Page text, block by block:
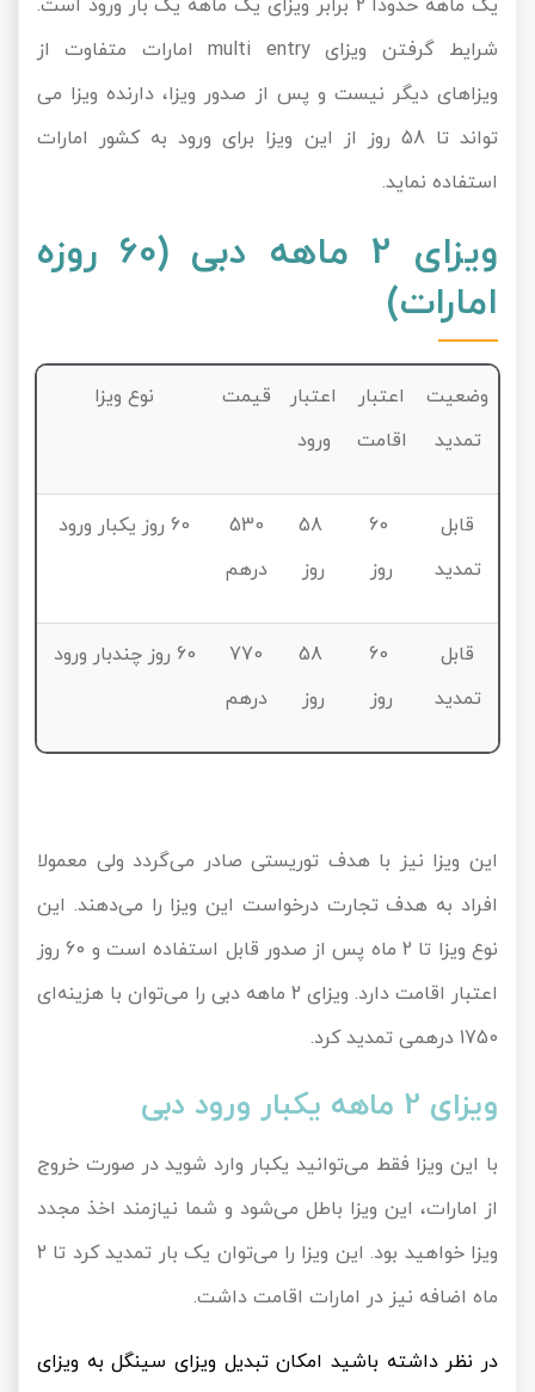
یک ماهه حدودا 2 برابر ویزای یک ماهه یک بار ورود است.
شرایط گرفتن ویزای multi entry امارات متفاوت از
ویزاهای دیگر نیست و پس از صدور ویزا، دارنده ویزا می
تواند تا 58 روز از این ویزا برای ورود به کشور امارات
استفاده نماید.
ویزای 2 ماهه دبی (60 روزه
امارات)
وضعیت
تمدید
اعتبار
اقامت
اعتبار
ورود
قیمت نوع ویزا
قابل
تمدید
60
روز
58
روز
530
درهم
60 روز یکبار ورود
قابل
تمدید
60
روز
58
روز
770
درهم
60 روز چندبار ورود
این ویزا نیز با هدف توریستی صادر می‌گردد ولی معمولا
افراد به هدف تجارت درخواست این ویزا را می‌دهند. این
نوع ویزا تا 2 ماه پس از صدور قابل استفاده است و 60 روز
اعتبار اقامت دارد. ویزای 2 ماهه دبی را می‌توان با هزینه‌ای
1750 درهمی تمدید کرد.
ویزای 2 ماهه یکبار ورود دبی
با این ویزا فقط می‌توانید یکبار وارد شوید در صورت خروج
از امارات، این ویزا باطل می‌شود و شما نیازمند اخذ مجدد
ویزا خواهید بود. این ویزا را می‌توان یک بار تمدید کرد تا 2
ماه اضافه نیز در امارات اقامت داشت.
در نظر داشته باشید امکان تبدیل ویزای سینگل به ویزای